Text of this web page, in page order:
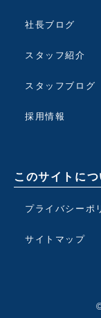
社長ブログ
スタッフ紹介
スタッフブログ
採用情報
このサイトにつ
プライバシーポ
サイトマップ